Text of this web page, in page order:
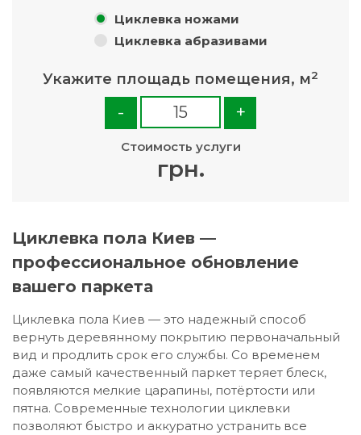
Циклевка ножами
Циклевка абразивами
Укажите площадь помещения, м2
- +
Стоимость услуги
грн.
Циклевка пола Киев —
профессиональное обновление
вашего паркета
Циклевка пола Киев — это надежный способ
вернуть деревянному покрытию первоначальный
вид и продлить срок его службы. Со временем
даже самый качественный паркет теряет блеск,
появляются мелкие царапины, потёртости или
пятна. Современные технологии циклевки
позволяют быстро и аккуратно устранить все